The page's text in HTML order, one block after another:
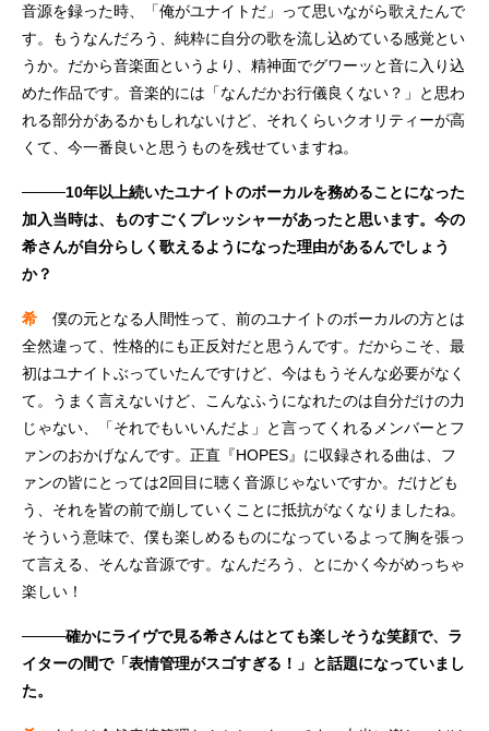
音源を録った時、「俺がユナイトだ」って思いながら歌えたんで
す。もうなんだろう、純粋に自分の歌を流し込めている感覚とい
うか。だから音楽面というより、精神面でグワーッと音に入り込
めた作品です。音楽的には「なんだかお行儀良くない？」と思わ
れる部分があるかもしれないけど、それくらいクオリティーが高
くて、今一番良いと思うものを残せていますね。
────10年以上続いたユナイトのボーカルを務めることになった
加入当時は、ものすごくプレッシャーがあったと思います。今の
希さんが自分らしく歌えるようになった理由があるんでしょう
か？
希 僕の元となる人間性って、前のユナイトのボーカルの方とは
全然違って、性格的にも正反対だと思うんです。だからこそ、最
初はユナイトぶっていたんですけど、今はもうそんな必要がなく
て。うまく言えないけど、こんなふうになれたのは自分だけの力
じゃない、「それでもいいんだよ」と言ってくれるメンバーとフ
ァンのおかげなんです。正直『HOPES』に収録される曲は、フ
ァンの皆にとっては2回目に聴く音源じゃないですか。だけども
う、それを皆の前で崩していくことに抵抗がなくなりましたね。
そういう意味で、僕も楽しめるものになっているよって胸を張っ
て言える、そんな音源です。なんだろう、とにかく今がめっちゃ
楽しい！
────確かにライヴで見る希さんはとても楽しそうな笑顔で、ラ
イターの間で「表情管理がスゴすぎる！」と話題になっていまし
た。